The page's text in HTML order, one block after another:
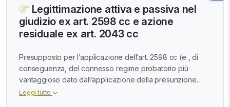
Legittimazione attiva e passiva nel
giudizio ex art. 2598 cc e azione
residuale ex art. 2043 cc
Presupposto per l’applicazione dell’art. 2598 cc (e , di
conseguenza, del connesso regime probatorio più
vantaggioso dato dall’applicazione della presunzione...
Leggi tutto